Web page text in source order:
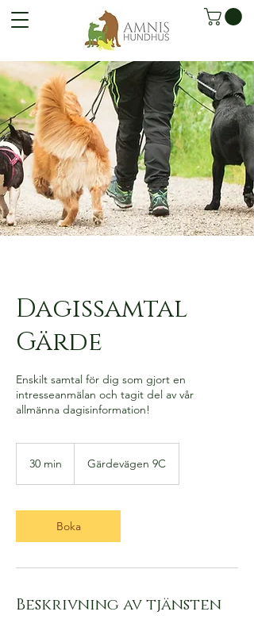
Dagissamtal
Gärde
Enskilt samtal för dig som gjort en
intresseanmälan och tagit del av vår
allmänna dagisinformation!
30 min
i
n
Gärdevägen 9C
Boka
Beskrivning av tjänsten